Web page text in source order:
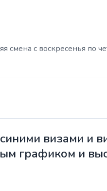
с воскресенья по
визами и
графиком и